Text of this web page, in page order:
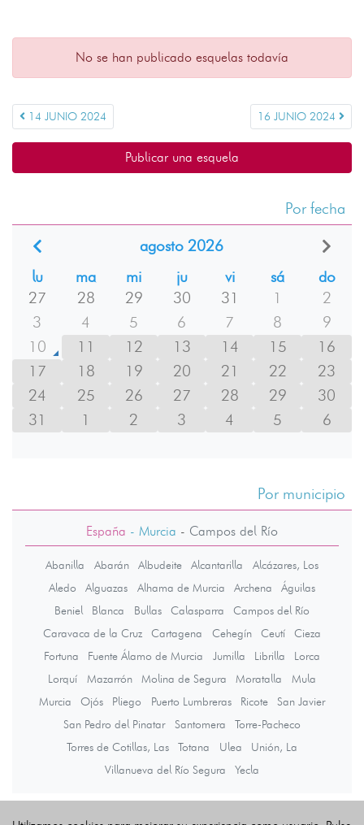
No se han publicado esquelas todavía
14 JUNIO 2024 16 JUNIO 2024
Publicar una esquela
Por fecha
agosto 2026
lu
ma mi ju vi sá
do
27
28 29 30 31 1
2
3
4 5 6 7 8
9
10
11 12 13 14 15
16
17
18 19 20 21 22
23
24
25 26 27 28 29
30
31
1 2 3 4 5 6
Por municipio
España - Murcia - Campos del Río
Abanilla Abarán Albudeite Alcantarilla
Alcázares, Los
Aledo
Alguazas Alhama de Murcia Archena
Águilas
Beniel
Blanca Bullas Calasparra
Campos del Río
Caravaca de la Cruz
Cartagena Cehegín Ceutí
Cieza
Fortuna
Fuente Álamo de Murcia Jumilla Librilla
Lorca
Lorquí
Mazarrón Molina de Segura Moratalla
Mula
Murcia
Ojós Pliego Puerto Lumbreras Ricote
San Javier
San Pedro del Pinatar
Santomera
Torre-Pacheco
Torres de Cotillas, Las
Totana Ulea
Unión, La
Villanueva del Río Segura
Yecla